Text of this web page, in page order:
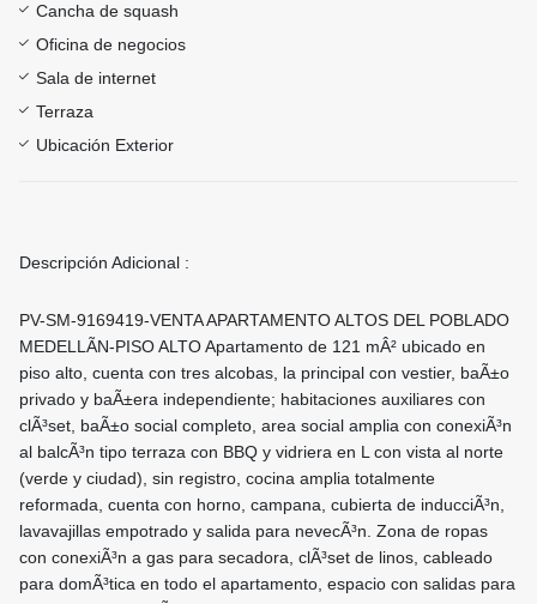
Cancha de squash
Oficina de negocios
Sala de internet
Terraza
Ubicación Exterior
Descripción Adicional :
PV-SM-9169419-VENTA APARTAMENTO ALTOS DEL POBLADO
MEDELLÃN-PISO ALTO Apartamento de 121 mÂ² ubicado en
piso alto, cuenta con tres alcobas, la principal con vestier, baÃ±o
privado y baÃ±era independiente; habitaciones auxiliares con
clÃ³set, baÃ±o social completo, area social amplia con conexiÃ³n
al balcÃ³n tipo terraza con BBQ y vidriera en L con vista al norte
(verde y ciudad), sin registro, cocina amplia totalmente
reformada, cuenta con horno, campana, cubierta de inducciÃ³n,
lavavajillas empotrado y salida para nevecÃ³n. Zona de ropas
con conexiÃ³n a gas para secadora, clÃ³set de linos, cableado
para domÃ³tica en todo el apartamento, espacio con salidas para